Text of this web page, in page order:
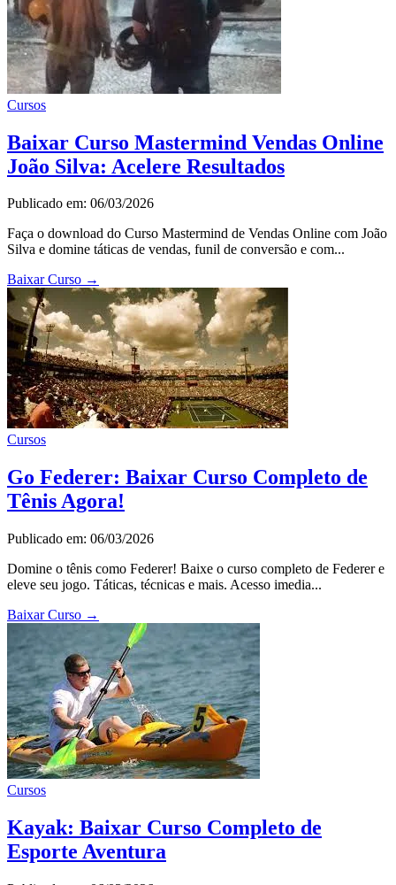
Cursos
Baixar Curso Mastermind Vendas Online
João Silva: Acelere Resultados
Publicado em: 06/03/2026
Faça o download do Curso Mastermind de Vendas Online com João
Silva e domine táticas de vendas, funil de conversão e com...
Baixar Curso →
Cursos
Go Federer: Baixar Curso Completo de
Tênis Agora!
Publicado em: 06/03/2026
Domine o tênis como Federer! Baixe o curso completo de Federer e
eleve seu jogo. Táticas, técnicas e mais. Acesso imedia...
Baixar Curso →
Cursos
Kayak: Baixar Curso Completo de
Esporte Aventura